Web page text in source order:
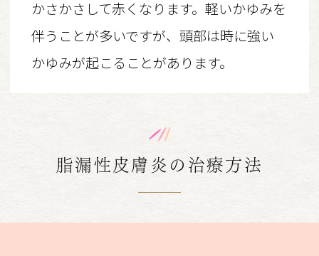
かさかさして赤くなります。軽いかゆみを
伴うことが多いですが、頭部は時に強い
かゆみが起こることがあります。
脂漏性皮膚炎の治療方法